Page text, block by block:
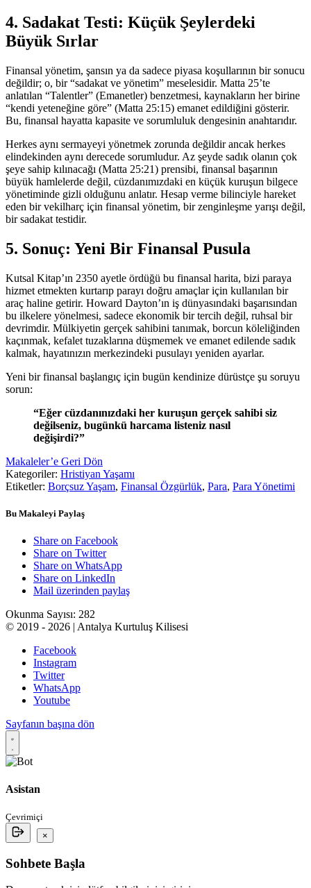
4. Sadakat Testi: Küçük Şeylerdeki
Büyük Sırlar
Finansal yönetim, şansın ya da sadece piyasa koşullarının bir sonucu
değildir; o, bir “sadakat ve yönetim” meselesidir. Matta 25’te
anlatılan “Talentler” (Emanetler) benzetmesi, kaynakların her birine
“kendi yeteneğine göre” (Matta 25:15) emanet edildiğini gösterir.
Bu, finansal hayatta kapasite ve sorumluluk dengesinin anahtarıdır.
Herkes aynı sermayeyi yönetmek zorunda değildir ancak herkes
elindekinden aynı derecede sorumludur. Az şeyde sadık olanın çok
şeye sahip kılınacağı (Matta 25:21) prensibi, finansal başarının
büyük hamlelerde değil, cüzdanımızdaki en küçük kuruşun bilgece
yönetiminde gizli olduğunu anlatır. Hesap verme bilinciyle hareket
eden bir vekilharç için finansal yönetim, bir zenginleşme yarışı değil,
bir sadakat testidir.
5. Sonuç: Yeni Bir Finansal Pusula
Kutsal Kitap’ın 2350 ayetle ördüğü bu finansal harita, bizi paraya
hizmet etmekten kurtarıp parayı doğru amaçlar için kullanılan bir
araç haline getirir. Howard Dayton’ın iş dünyasındaki başarısından
bu ilkelere yönelmesi, sadece ekonomik bir tercih değil, ruhsal bir
devrimdir. Mülkiyetin gerçek sahibini tanımak, borcun köleliğinden
kaçınmak, kefalet tuzaklarına düşmemek ve emanet edilende sadık
kalmak, hayatınızın merkezindeki pusulayı yeniden ayarlar.
Yeni bir finansal başlangıç için bugün kendinize dürüstçe şu soruyu
sorun:
“Eğer cüzdanınızdaki her kuruşun gerçek sahibi siz
değilseniz, bugünkü harcama listeniz nasıl
değişirdi?”
Makaleler’e Geri Dön
Kategoriler: Hristiyan Yaşamı
Etiketler: Borçsuz Yaşam, Finansal Özgürlük, Para, Para Yönetimi
Bu Makaleyi Paylaş
Share on Facebook
Share on Twitter
Share on WhatsApp
Share on LinkedIn
Mail üzerinden paylaş
Okunma Sayısı: 282
© 2019 - 2026 | Antalya Kurtuluş Kilisesi
Facebook
Instagram
Twitter
WhatsApp
Youtube
Sayfanın başına dön
Asistan
Çevrimiçi
×
Sohbete Başla